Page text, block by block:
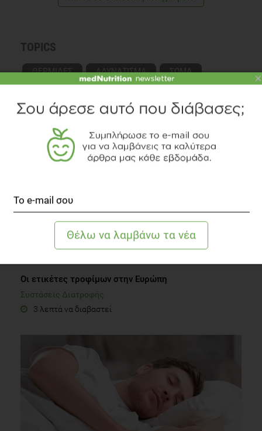
TOPICS
ΘΕΡΜΙΔΕΣ ΑΔΥΝΑΤΙΣΜΑ ΣΩΜΑ
ΔΙΑΒΑΣΤΕ ΑΚΟΜΗ
Οι ετικέτες τροφίμων στην Ευρώπη
Συστάσεις Διατροφής
3 λεπτά να διαβαστεί
×